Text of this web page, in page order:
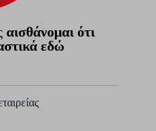
αισθάνομαι ότι
εδώ